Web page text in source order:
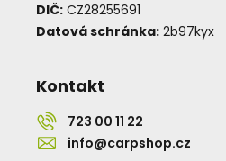
DIČ: CZ28255691
Datová schránka: 2b97kyx
Kontakt
723 00 11 22
info@carpshop.cz